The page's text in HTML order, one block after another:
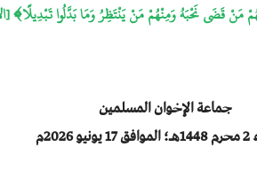
قَضَى نَحْبَهُ وَمِنْهُمْ مَنْ يَنْتَظِرُ وَمَا بَدَّلُوا تَبْدِيلًا﴾
جماعة الإخوان المسلمين